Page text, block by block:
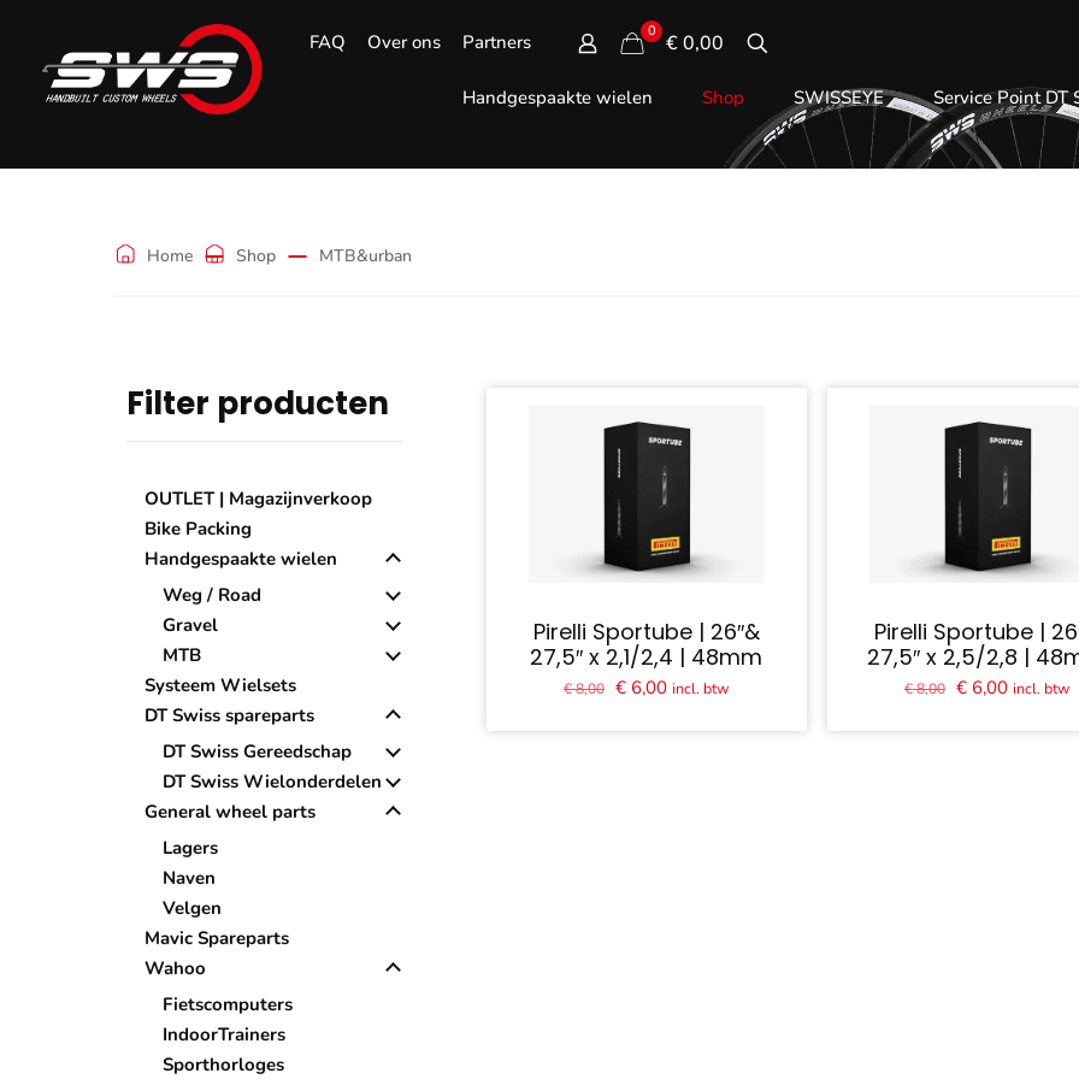
FAQ Over ons Partners 0 € 0,00
Handgespaakte wielen Shop SWISSEYE Service Point DT
Home Shop MTB&urban
Filter producten
OUTLET | Magazijnverkoop
Bike Packing
Handgespaakte wielen
Weg / Road
Gravel
MTB
Systeem Wielsets
DT Swiss spareparts
DT Swiss Gereedschap
DT Swiss Wielonderdelen
General wheel parts
Lagers
Naven
Velgen
Mavic Spareparts
Wahoo
Fietscomputers
IndoorTrainers
Sporthorloges
Pirelli Sportube | 26″&
27,5″ x 2,1/2,4 | 48mm
€8,00 Oorspronkelijke
€6,00Huidige
incl. btw
Pirelli Sportube |
27,5″ x 2,5/2,8 |
€8,00 Oorspronkelijke
€6,00Huidige
incl. btw